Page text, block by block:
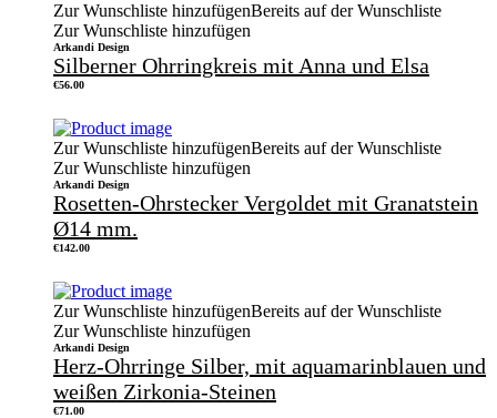
Zur Wunschliste hinzufügenBereits auf der Wunschliste
Zur Wunschliste hinzufügen
Arkandi Design
Silberner Ohrringkreis mit Anna und Elsa
€56.00
Zur Wunschliste hinzufügenBereits auf der Wunschliste
Zur Wunschliste hinzufügen
Arkandi Design
Rosetten-Ohrstecker Vergoldet mit Granatstein
Ø14 mm.
€142.00
Zur Wunschliste hinzufügenBereits auf der Wunschliste
Zur Wunschliste hinzufügen
Arkandi Design
Herz-Ohrringe Silber, mit aquamarinblauen und
weißen Zirkonia-Steinen
€71.00